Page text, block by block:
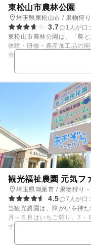
東松山市農林公園
埼玉県東松山市 / 果物狩
ストラン・カフェ
3.7
1人が口
東松山市農林公園は、「農
体験・研修・農産加工品の
食を提供する「丘の上カフ
拠点となる公園です。 園内
でき、農業を身近に感じて
ひまわりと、花の観賞も楽しめます。 【いちご狩り情
旬ごろ～5月下旬ごろ
観光福祉農園 元気フ
埼玉県鴻巣市 / 果物狩り
4.5
7人が口
当観光農園は、障がいを持
月～５月はいちご狩り、7・
す。いちご狩りは、高設栽
す。なお、ご利用料金は障
で、お腹一杯食べていただ